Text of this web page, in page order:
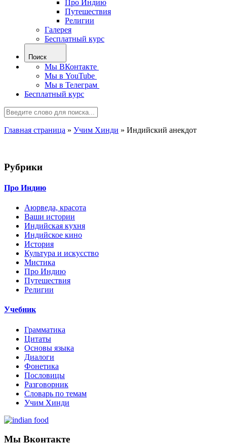
Про Индию
Путешествия
Религии
Галерея
Бесплатный курс
Поиск
Мы ВКонтакте
Мы в YouTube
Мы в Телеграм
Бесплатный курс
Главная страница » Учим Хинди » Индийский анекдот
Рубрики
Про Индию
Аюрведа, красота
Ваши истории
Индийская кухня
Индийское кино
История
Культура и искусство
Мистика
Про Индию
Путешествия
Религии
Учебник
Грамматика
Цитаты
Основы языка
Диалоги
Фонетика
Пословицы
Разговорник
Словарь по темам
Учим Хинди
Мы Вконтакте